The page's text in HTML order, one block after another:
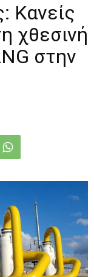
Κανείς
χθεσινή
στην